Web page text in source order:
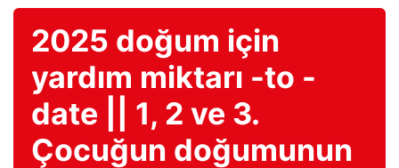
2025 doğum için
yardım miktarı -to -
date || 1, 2 ve 3.
Çocuğun doğumunun